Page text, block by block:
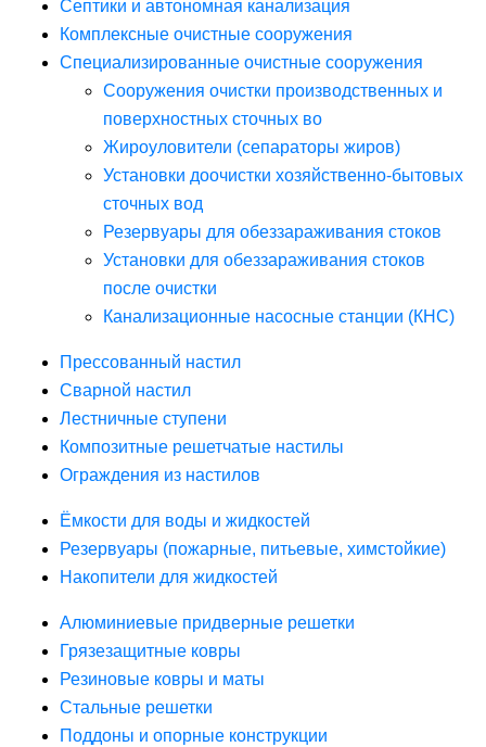
Септики и автономная канализация
Комплексные очистные сооружения
Специализированные очистные сооружения
Сооружения очистки производственных и
поверхностных сточных во
Жироуловители (сепараторы жиров)
Установки доочистки хозяйственно-бытовых
сточных вод
Резервуары для обеззараживания стоков
Установки для обеззараживания стоков
после очистки
Канализационные насосные станции (КНС)
Прессованный настил
Сварной настил
Лестничные ступени
Композитные решетчатые настилы
Ограждения из настилов
Ёмкости для воды и жидкостей
Резервуары (пожарные, питьевые, химстойкие)
Накопители для жидкостей
Алюминиевые придверные решетки
Грязезащитные ковры
Резиновые ковры и маты
Стальные решетки
Поддоны и опорные конструкции